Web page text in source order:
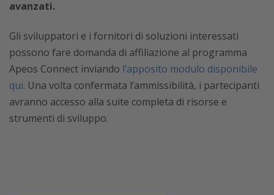
avanzati.
Gli sviluppatori e i fornitori di soluzioni interessati
possono fare domanda di affiliazione al programma
Apeos Connect inviando l’apposito modulo disponibile
qui. Una volta confermata l’ammissibilità, i partecipanti
avranno accesso alla suite completa di risorse e
strumenti di sviluppo.